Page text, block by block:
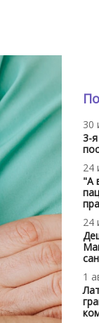
30
3-
24
"А
24
1